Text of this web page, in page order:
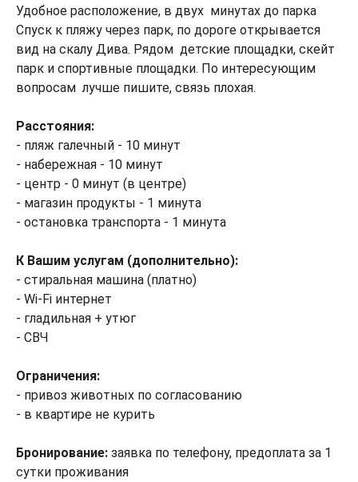
Удобное расположение, в двух минутах до парка
Спуск к пляжу через парк, по дороге открывается
вид на скалу Дива. Рядом детские площадки, скейт
парк и спортивные площадки. По интересующим
вопросам лучше пишите, связь плохая.
Расстояния:
- пляж галечный - 10 минут
- набережная - 10 минут
- центр - 0 минут (в центре)
- магазин продукты - 1 минута
- остановка транспорта - 1 минута
К Вашим услугам (дополнительно):
- стиральная машина (платно)
- Wi-Fi интернет
- гладильная + утюг
- СВЧ
Ограничения:
- привоз животных по согласованию
- в квартире не курить
Бронирование: заявка по телефону, предоплата за 1
сутки проживания